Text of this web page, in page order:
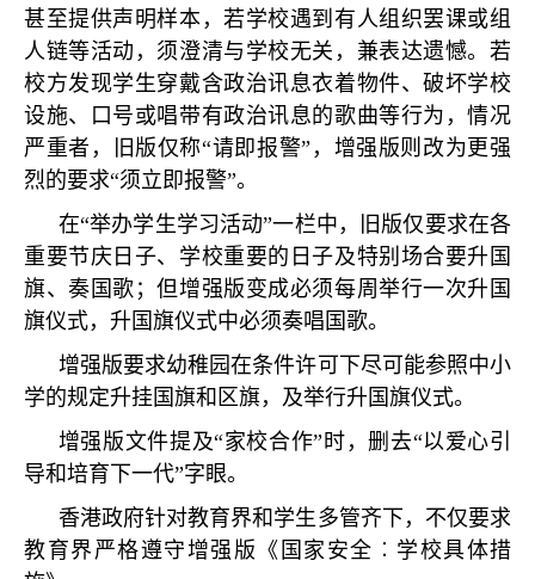
甚至提供声明样本，若学校遇到有人组织罢课或组
人链等活动，须澄清与学校无关，兼表达遗憾。若
校方发现学生穿戴含政治讯息衣着物件、破坏学校
设施、口号或唱带有政治讯息的歌曲等行为，情况
严重者，旧版仅称“请即报警” ，增强版则改为更强
烈的要求“须立即报警”。
在“举办学生学习活动”一栏中，旧版仅要求在各
重要节庆日子、学校重要的日子及特别场合要升国
旗、奏国歌；但增强版变成必须每周举行一次升国
旗仪式，升国旗仪式中必须奏唱国歌。
增强版要求幼稚园在条件许可下尽可能参照中小
学的规定升挂国旗和区旗，及举行升国旗仪式。
增强版文件提及“家校合作”时，删去“以爱心引
导和培育下一代”字眼。
香港政府针对教育界和学生多管齐下，不仅要求
教育界严格遵守增强版《国家安全︰学校具体措